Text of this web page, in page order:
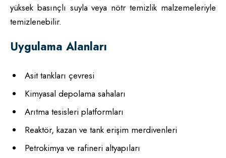
yüksek basınçlı suyla veya nötr temizlik malzemeleriyle
temizlenebilir.
Uygulama Alanları
Asit tankları çevresi
Kimyasal depolama sahaları
Arıtma tesisleri platformları
Reaktör, kazan ve tank erişim merdivenleri
Petrokimya ve rafineri altyapıları